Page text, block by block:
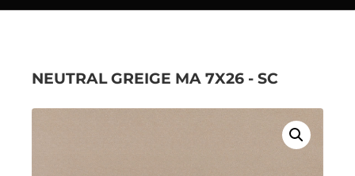
NEUTRAL GREIGE MA 7X26 - SC